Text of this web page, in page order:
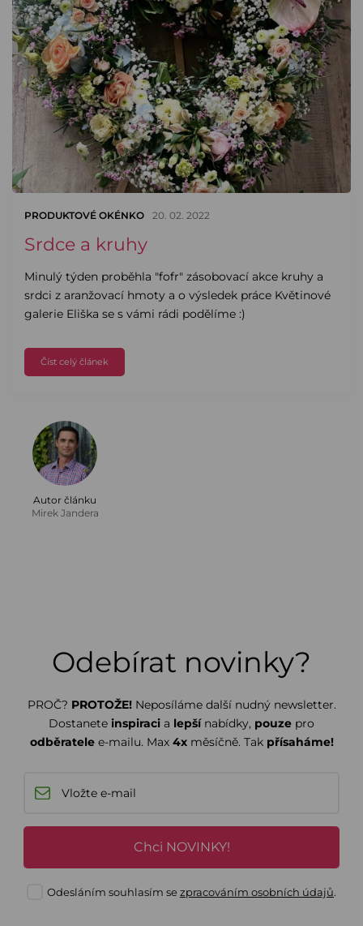
PRODUKTOVÉ OKÉNKO 20. 02. 2022
Srdce a kruhy
Minulý týden proběhla "fofr" zásobovací akce kruhy a
srdci z aranžovací hmoty a o výsledek práce Květinové
galerie Eliška se s vámi rádi podělíme :)
Číst celý článek
Autor článku
Mirek Jandera
Odebírat novinky?
PROČ? PROTOŽE! Neposíláme další nudný newsletter.
Dostanete inspiraci a lepšínabídky, pouze pro
odběratelee-mailu. Max 4xměsíčně. Tak přísaháme!
Chci NOVINKY!
Odesláním souhlasím sezpracováním osobních údajů.